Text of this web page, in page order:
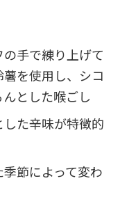
手で練り上げて
を使用し、シコ
とした喉ごし
た辛味が特徴的
節によって変わ